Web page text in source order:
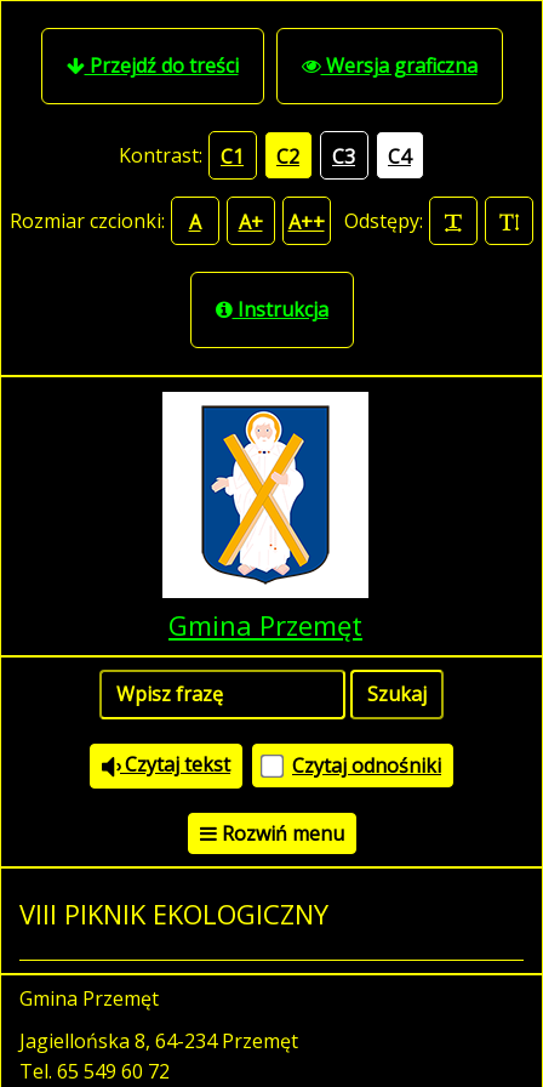
Przejdź do treści Wersja graficzna
Kontrast: C1 C2 C3 C4
Rozmiar czcionki: A A+ A++ Odstępy:
Instrukcja
Gmina Przemęt
Czytaj tekst Czytaj odnośniki
Rozwiń menu
VIII PIKNIK EKOLOGICZNY
Gmina Przemęt
Jagiellońska 8, 64-234 Przemęt
Tel. 65 549 60 72